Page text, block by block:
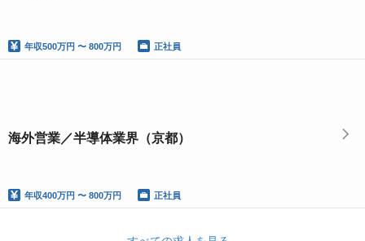
年収500万円 〜 800万円 正社員
海外営業／半導体業界（京都）
年収400万円 〜 800万円 正社員